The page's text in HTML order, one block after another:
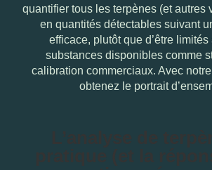
quantifier tous les terpènes (et autres
en quantités détectables suivant
efficace, plutôt que d’être
substances disponibles comme
calibration commerciaux. Avec
obtenez le portrait